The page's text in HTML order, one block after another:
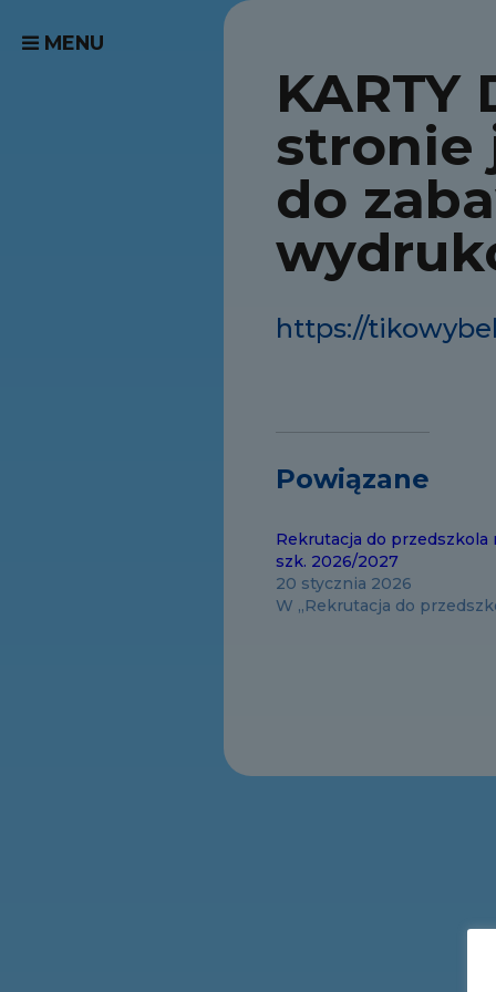
MENU
KARTY
stronie
do
https://
Powiązane
Rekrutacja do przedszkola
szk. 2026/2027
20 stycznia 2026
W „Rekrutacja do